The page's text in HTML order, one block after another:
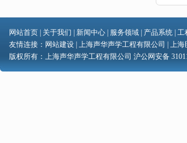
网站首页 关于我们 新闻中心 服务领域 产品系统 工
友情连接： 网站建设 上海声华声学工程有限公司 上海
版权所有：上海声华声学工程有限公司 沪公网安备